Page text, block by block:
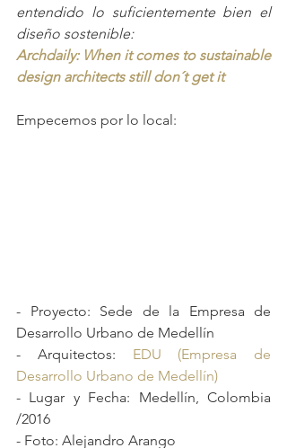
entendido lo suficientemente bien el
diseño sostenible:
Archdaily: When it comes to sustainable
design architects still don´t get it
Empecemos por lo local:
- Proyecto: Sede de la Empresa de
Desarrollo Urbano de Medellín
- Arquitectos: EDU (Empresa de
Desarrollo Urbano de Medellín)
- Lugar y Fecha: Medellín, Colombia
/2016
- Foto: Alejandro Arango